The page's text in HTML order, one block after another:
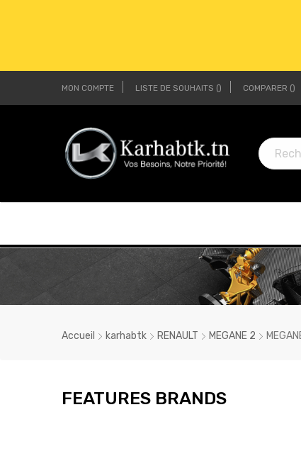
MON COMPTE LISTE DE SOUHAITS COMPARER
Accueil karhabtk RENAULT MEGANE 2
FEATURES BRANDS